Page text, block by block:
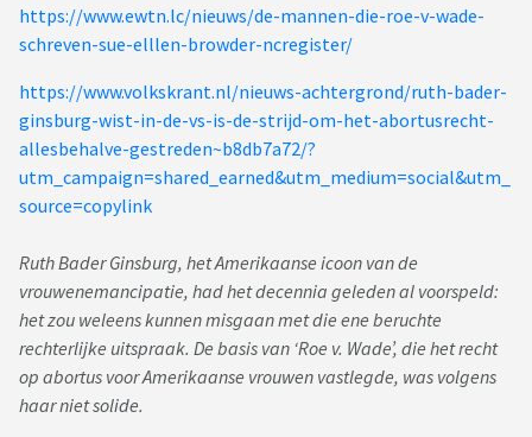
https://www.ewtn.lc/nieuws/de-mannen-die-roe-v-wade-
schreven-sue-elllen-browder-ncregister/
https://www.volkskrant.nl/nieuws-achtergrond/ruth-bader-
ginsburg-wist-in-de-vs-is-de-strijd-om-het-abortusrecht-
allesbehalve-gestreden~b8db7a72/?
utm_campaign=shared_earned&utm_medium=social&utm_
source=copylink
Ruth Bader Ginsburg, het Amerikaanse icoon van de
vrouwenemancipatie, had het decennia geleden al voorspeld:
het zou weleens kunnen misgaan met die ene beruchte
rechterlijke uitspraak. De basis van ‘Roe v. Wade’, die het recht
op abortus voor Amerikaanse vrouwen vastlegde, was volgens
haar niet solide.